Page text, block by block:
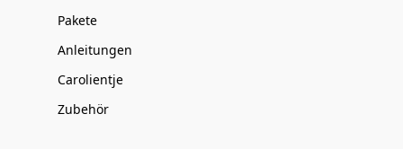
Pakete
Anleitungen
Carolientje
Zubehör